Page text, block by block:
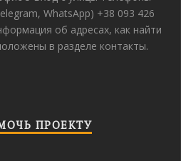
WhatsApp) +38 093 426
об адресах, как найти
в разделе контакты.
ПРОЕКТУ